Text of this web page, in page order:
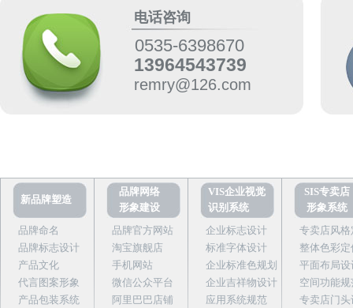
电话咨询
0535-6398670
13964543739
remry@126.com
新品牌塑造
品牌命名
品牌标志设计
产品文化
代言图案形象
产品包装系统
品牌网络
形象建设
品牌官方网站
淘宝旗舰店
手机网站
微信公众平台
阿里巴巴店铺
VIS企业视觉
识别系统
企业标志设计
标准字体设计
企业标准色规划
企业吉祥物设计
应用系统规范
SIS专卖店
形象系统
专卖店风格
整体色彩定
平面布局设
空间功能规
专卖店门头